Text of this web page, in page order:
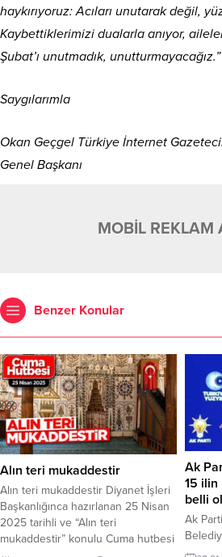
haykırıyoruz: Acıları unutarak değil,
Kaybettiklerimizi dualarla anıyor,
Şubat’ı unutmadık, unutturmayacağız.”
Saygılarımla
Okan Geçgel Türkiye İnternet
Genel Başkanı
MOBİL REKLAM
Benzer Konular
Alın teri mukaddestir
Alın teri mukaddestir Diyanet İşleri
Başkanlığınca hazırlanan 25 Nisan
2025 tarihli ve “Alın teri
mukaddestir” konulu Cuma hutbesi
Ak
15 ilin
belli
Ak
AK